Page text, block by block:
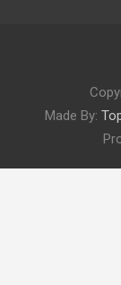
Made By: